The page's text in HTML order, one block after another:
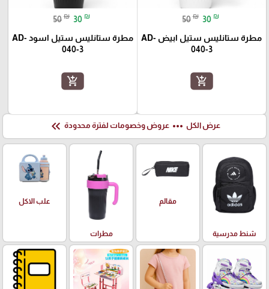
50 ₪ 30 ₪
مطرة ستانليس ستيل ابيض AD-
040-3
add_shopping_cart
50 ₪ 30 ₪
مطرة ستانليس ستيل اسود AD-
040-3
add_shopping_cart
عرض الكل more_horiz عروض وخصومات لفترة محدودة keyboard_double_arrow_left
شنط مدرسية
مقالم
مطرات
علب الاكل